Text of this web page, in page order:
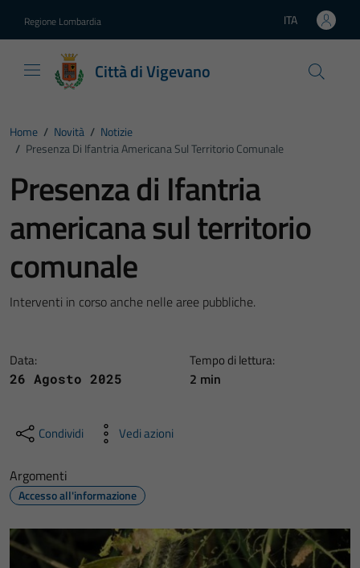
Regione Lombardia Lingua attiva:
ITA
Città di Vigevano
Home / Novità / Notizie
/ Presenza Di Ifantria Americana Sul Territorio Comunale
Presenza di Ifantria
americana sul territorio
comunale
Interventi in corso anche nelle aree pubbliche.
Data:
26 Agosto 2025
Tempo di lettura:
2 min
Condividi Vedi azioni
Argomenti
Accesso all'informazione